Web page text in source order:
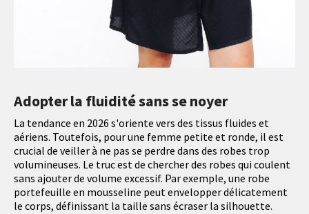
Adopter la fluidité sans se noyer
La tendance en 2026 s'oriente vers des tissus fluides et
aériens. Toutefois, pour une femme petite et ronde, il est
crucial de veiller à ne pas se perdre dans des robes trop
volumineuses. Le truc est de chercher des robes qui coulent
sans ajouter de volume excessif. Par exemple, une robe
portefeuille en mousseline peut envelopper délicatement
le corps, définissant la taille sans écraser la silhouette.